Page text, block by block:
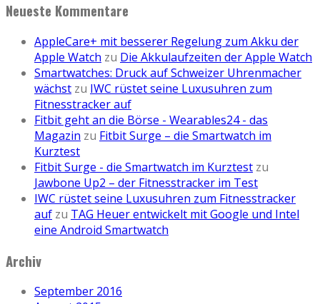
Neueste Kommentare
AppleCare+ mit besserer Regelung zum Akku der
Apple Watch zu Die Akkulaufzeiten der Apple Watch
Smartwatches: Druck auf Schweizer Uhrenmacher
wächst zu IWC rüstet seine Luxusuhren zum
Fitnesstracker auf
Fitbit geht an die Börse - Wearables24 - das
Magazin zu Fitbit Surge – die Smartwatch im
Kurztest
Fitbit Surge - die Smartwatch im Kurztest zu
Jawbone Up2 – der Fitnesstracker im Test
IWC rüstet seine Luxusuhren zum Fitnesstracker
auf zu TAG Heuer entwickelt mit Google und Intel
eine Android Smartwatch
Archiv
September 2016